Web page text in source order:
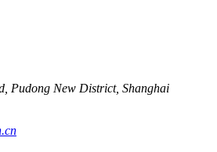
Pudong New District, Shanghai